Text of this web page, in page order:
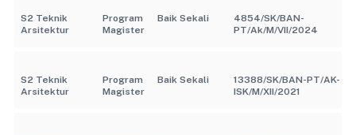
S2 Teknik
Arsitektur
Program
Magister
Baik Sekali
4854/SK/BAN-
PT/Ak/M/VII/2024
S2 Teknik
Arsitektur
Program
Magister
Baik Sekali
13388/SK/BAN-PT/AK-
ISK/M/XII/2021